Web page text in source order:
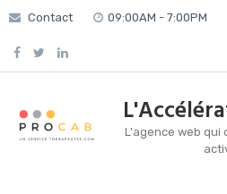
Skip
content
Contact 09:00AM - 7:00PM
L'agence web qui